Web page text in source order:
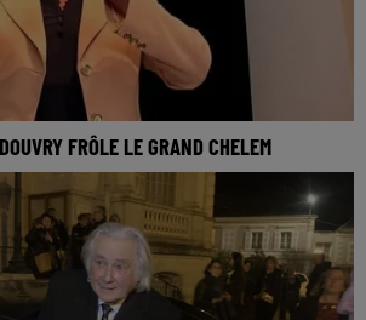
FRÔLE LE GRAND CHELEM